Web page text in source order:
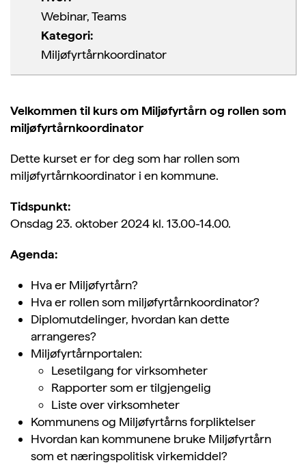
Webinar, Teams
Kategori:
Miljøfyrtårnkoordinator
Velkommen til kurs om Miljøfyrtårn og rollen som
miljøfyrtårnkoordinator
Dette kurset er for deg som har rollen som
miljøfyrtårnkoordinator i en kommune.
Tidspunkt:
Onsdag 23. oktober 2024 kl. 13.00-14.00.
Agenda:
Hva er Miljøfyrtårn?
Hva er rollen som miljøfyrtårnkoordinator?
Diplomutdelinger, hvordan kan dette
arrangeres?
Miljøfyrtårnportalen:
Lesetilgang for virksomheter
Rapporter som er tilgjengelig
Liste over virksomheter
Kommunens og Miljøfyrtårns forpliktelser
Hvordan kan kommunene bruke Miljøfyrtårn
som et næringspolitisk virkemiddel?